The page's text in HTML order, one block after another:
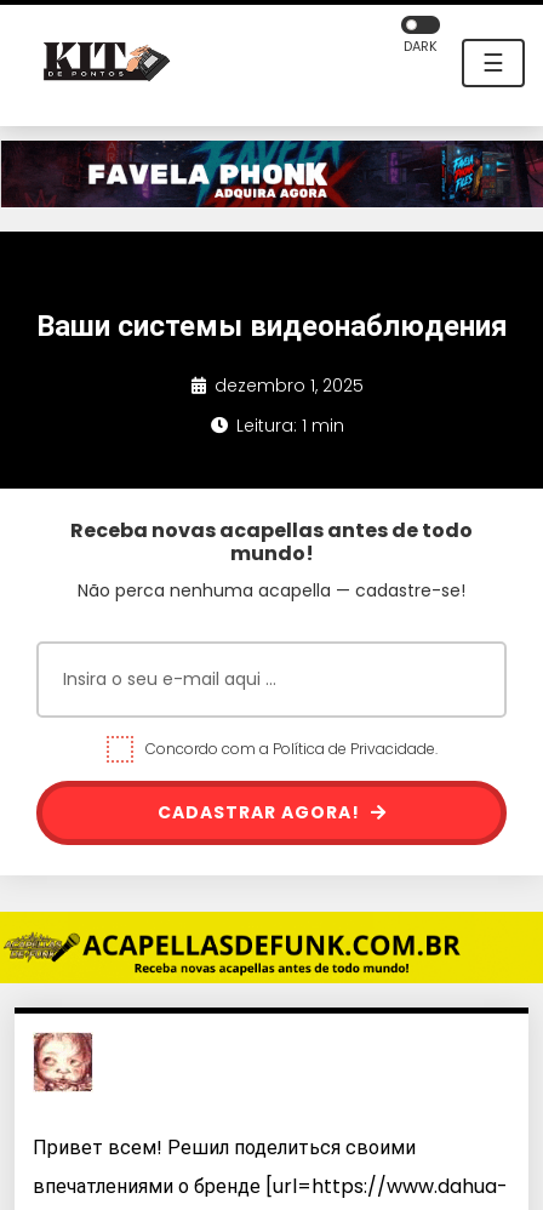
☰
DARK
Ваши системы видеонаблюдения
dezembro 1, 2025
Leitura: 1 min
Receba novas acapellas antes de todo
mundo!
Não perca nenhuma acapella — cadastre-se!
Concordo com a Política de Privacidade.
CADASTRAR AGORA!
Привет всем! Решил поделиться своими
впечатлениями о бренде [url=https://www.dahua-